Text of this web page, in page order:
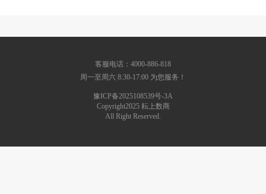
客服电话：4000-886-818
周一至周六 8:30-17:00 为您服务！
豫ICP备2025108539号-3A
Copyright2025 耘上数商
All Right Reserved.